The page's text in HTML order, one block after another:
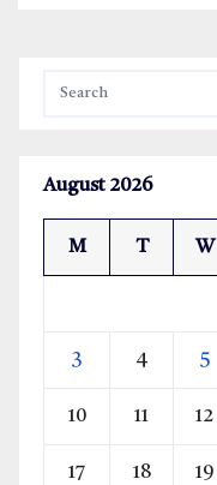
August 2026
M T W
3 4 5
10 11 12
17 18 19